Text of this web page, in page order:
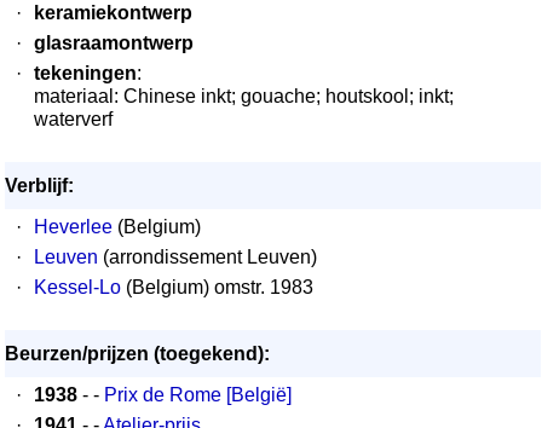
·
keramiekontwerp
·
glasraamontwerp
·
tekeningen:
materiaal: Chinese inkt; gouache; houtskool; inkt;
waterverf
Verblijf:
·
Heverlee (Belgium)
·
Leuven (arrondissement Leuven)
·
Kessel-Lo (Belgium) omstr. 1983
Beurzen/prijzen (toegekend):
·
1938 - - Prix de Rome [België]